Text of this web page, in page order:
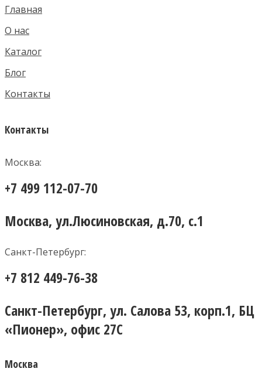
Главная
О нас
Каталог
Блог
Контакты
Контакты
Москва:
+7 499 112-07-70
Москва, ул.Люсиновская, д.70, с.1
Санкт-Петербург:
+7 812 449-76-38
Санкт-Петербург, ул. Салова 53, корп.1, БЦ
«Пионер», офис 27С
Москва